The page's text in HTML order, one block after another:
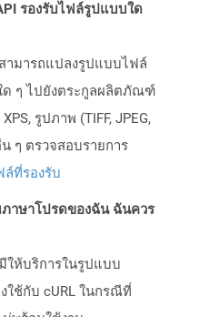
รองรับไฟล์รูปแบบใด
ามารถแปลงรูปแบบไฟล์
ๆ ไปยังตระกูลผลิตภัณฑ์
รูปภาพ (TIFF, JPEG,
น ๆ ตรวจสอบรายการ
ที่รองรับ
าษาโปรดของฉัน ฉันควร
ให้บริการในรูปแบบ
ใช้กับ cURL ในกรณีที่